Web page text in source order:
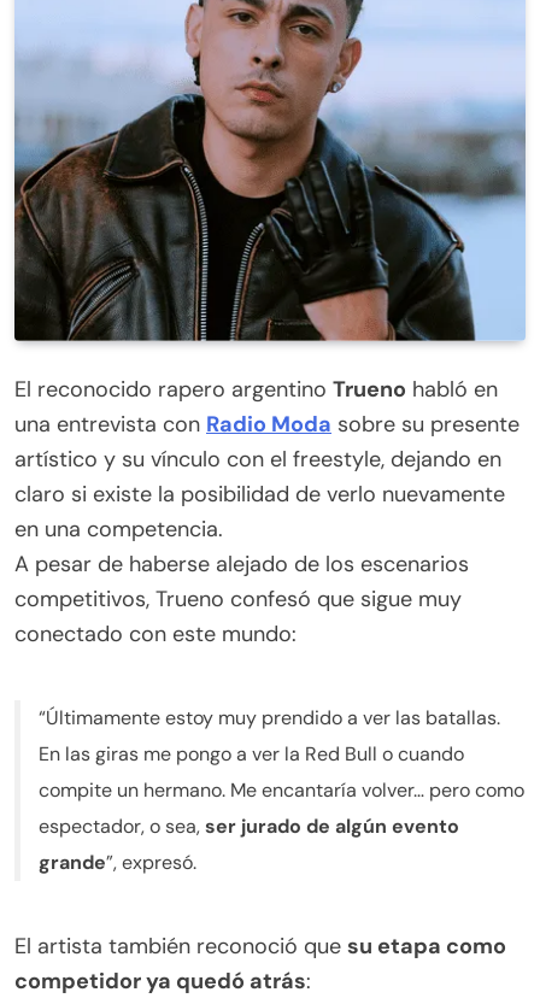
votación oficial
El reconocido rapero argentino Trueno habló en
una entrevista con Radio Moda sobre su presente
artístico y su vínculo con el freestyle, dejando en
claro si existe la posibilidad de verlo nuevamente
en una competencia.
A pesar de haberse alejado de los escenarios
competitivos, Trueno confesó que sigue muy
conectado con este mundo:
“Últimamente estoy muy prendido a ver las batallas.
En las giras me pongo a ver la Red Bull o cuando
compite un hermano. Me encantaría volver… pero como
espectador, o sea,ser jurado de algún evento
grande”, expresó.
El artista también reconoció que su etapa como
competidor ya quedó atrás: